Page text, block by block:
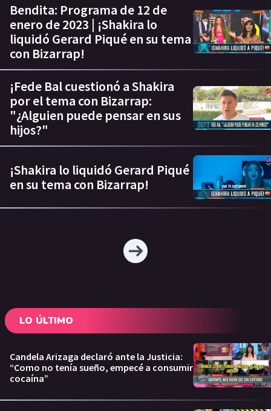
Bendita: Programa de 12 de
enero de 2023 | ¡Shakira lo
liquidó Gerard Piqué en su tema
con Bizarrap!
¡Fede Bal cuestionó a Shakira
por el tema con Bizarrap:
"¿Alguien puede pensar en sus
hijos?"
¡Shakira lo liquidó Gerard Piqué
en su tema con Bizarrap!
LO ÚLTIMO
Candela Arizaga declaró ante la Justicia:
“Como no tenía sueño, empecé a consumir
cocaína”